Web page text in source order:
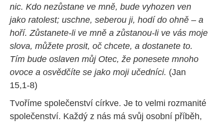
nic. Kdo nezůstane ve mně, bude vyhozen ven
jako ratolest; uschne, seberou ji, hodí do ohně – a
hoří. Zůstanete-li ve mně a zůstanou-li ve vás moje
slova, můžete prosit, oč chcete, a dostanete to.
Tím bude oslaven můj Otec, že ponesete mnoho
ovoce a osvědčíte se jako moji učedníci. (Jan
15,1-8)
Tvoříme společenství církve. Je to velmi rozmanité
společenství. Každý z nás má svůj osobní příběh,